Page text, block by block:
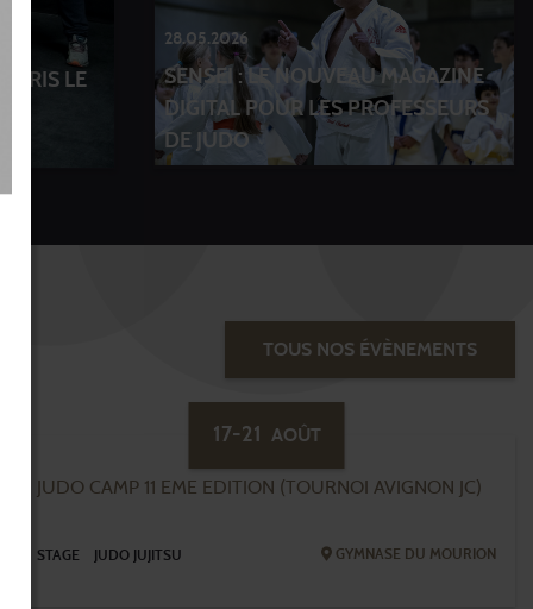
LE
28.05.2026
SENSEI : LE NOUVEAU MAGAZINE
DIGITAL POUR LES PROFESSEURS
DE JUDO
TOUS NOS ÉVÈNEMENTS
17-21 AOÛT
JUDO CAMP 11 EME EDITION (TOURNOI AVIGNON JC)
STAGE JUDO JUJITSU GYMNASE DU MOURION